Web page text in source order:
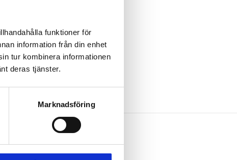
funktioner för
information från din enhet
tur kombinera informationen
deras tjänster.
Marknadsföring